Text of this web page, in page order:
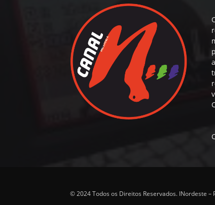
© 2024 Todos os Direitos Reservados. INordeste